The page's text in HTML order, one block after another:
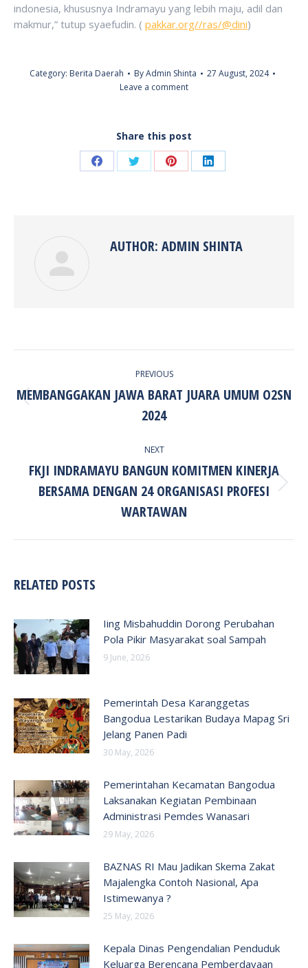
indonesia, khususnya Indramayu yang lebih maju, adil dan
makmur,” tutup syaefudin. ( pakkar.org//ras/@dini)
Category: Berita Daerah ByAdmin Shinta
27 August, 2024
Leave a comment
Share this post
Share Share Share Share
AUTHOR: ADMIN SHINTA
PREVIOUS
Previous
post:
MEMBANGGAKAN JAWA BARAT JUARA UMUM O2SN
2024
NEXT
Next
post:
FKJI INDRAMAYU BANGUN KOMITMEN KINERJA
BERSAMA DENGAN 24 ORGANISASI PROFESI
WARTAWAN
RELATED POSTS
Iing Misbahuddin Dorong Perubahan
Pola Pikir Masyarakat soal Sampah
9 June, 2026
Pemerintah Desa Karanggetas
Bangodua Lestarikan Budaya Mapag Sri
Jelang Panen Padi
30 May, 2026
Pemerintahan Kecamatan Bangodua
Laksanakan Kegiatan Pembinaan
Administrasi Pemdes Wanasari
29 May, 2026
BAZNAS RI Mau Jadikan Skema Zakat
Majalengka Contoh Nasional, Apa
Istimewanya ?
25 May, 2026
Kepala Dinas Pengendalian Penduduk
Keluarga Berencana Pemberdayaan